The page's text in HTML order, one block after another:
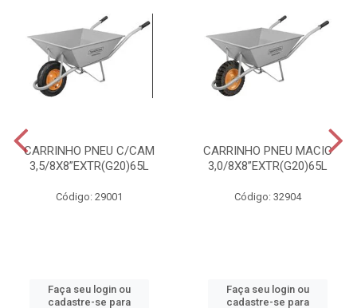
CARRINHO PNEU C/CAM
3,5/8X8”EXTR(G20)65L
Código: 29001
Faça seu login ou
cadastre-se para
CARRINHO PNEU MACIC
3,0/8X8”EXTR(G20)65L
Código: 32904
Faça seu login ou
cadastre-se para